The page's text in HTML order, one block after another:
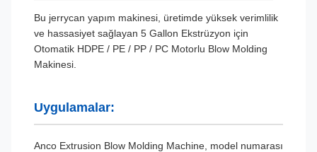
Bu jerrycan yapım makinesi, üretimde yüksek verimlilik
ve hassasiyet sağlayan 5 Gallon Ekstrüzyon için
Otomatik HDPE / PE / PP / PC Motorlu Blow Molding
Makinesi.
Uygulamalar:
Anco Extrusion Blow Molding Machine, model numarası